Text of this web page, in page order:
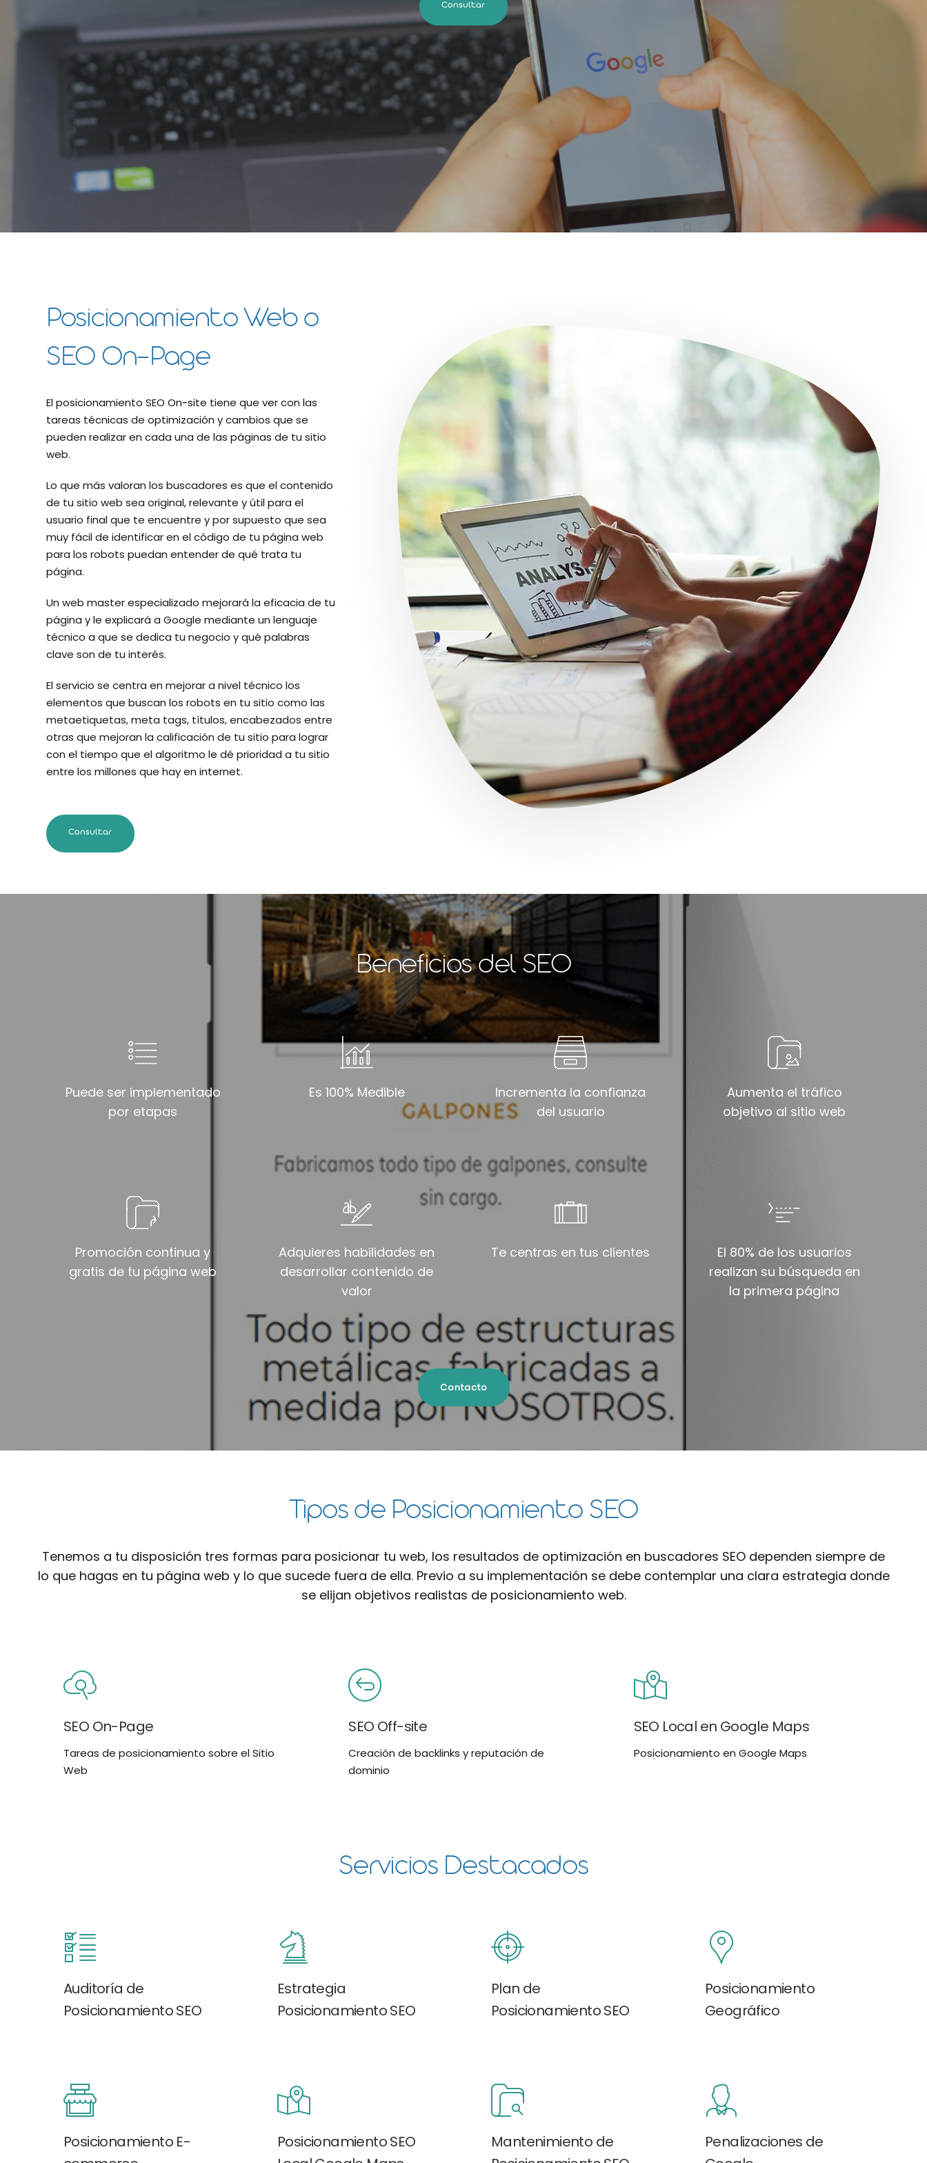
Consultar
Posicionamiento Web o
SEO On-Page
El posicionamiento SEO On-site tiene que ver con las
tareas técnicas de optimización y cambios que se
pueden realizar en cada una de las páginas de tu sitio
web.
Lo que más valoran los buscadores es que el contenido
de tu sitio web sea original, relevante y útil para el
usuario final que te encuentre y por supuesto que sea
muy fácil de identificar en el código de tu página web
para los robots puedan entender de qué trata tu
página.
Un web master especializado mejorará la eficacia de tu
página y le explicará a Google mediante un lenguaje
técnico a que se dedica tu negocio y qué palabras
clave son de tu interés.
El servicio se centra en mejorar a nivel técnico los
elementos que buscan los robots en tu sitio como las
metaetiquetas, meta tags, títulos, encabezados entre
otras que mejoran la calificación de tu sitio para lograr
con el tiempo que el algoritmo le dé prioridad a tu sitio
entre los millones que hay en internet.
Consultar
Beneficios del SEO
Puede ser implementado
por etapas
Es 100% Medible
Incrementa la confianza
del usuario
Aumenta el tráfico
objetivo al sitio web
Promoción continua y
gratis de tu página web
Adquieres habilidades en
desarrollar contenido de
valor
Te centras en tus clientes
El 80% de los usuarios
realizan su búsqueda en
la primera página
Contacto
Tipos de Posicionamiento SEO
Tenemos a tu disposición tres formas para posicionar tu web, los resultados de optimización en buscadores SEO dependen siempre de
lo que hagas en tu página web y lo que sucede fuera de ella. Previo a su implementación se debe contemplar una clara estrategia donde
se elijan objetivos realistas de posicionamiento web.
SEO On-Page
Tareas de posicionamiento sobre el Sitio
Web
SEO Off-site
Creación de backlinks y reputación de
dominio
SEO Local en Google Maps
Posicionamiento en Google Maps
Servicios Destacados
Auditoría de
Posicionamiento SEO
Estrategia
Posicionamiento SEO
Plan de
Posicionamiento SEO
Posicionamiento
Geográfico
Posicionamiento E-
Posicionamiento SEO
Mantenimiento de
Penalizaciones de